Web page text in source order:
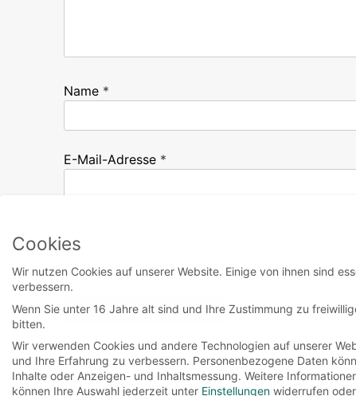
Name *
E-Mail-Adresse *
Cookies
Wir nutzen Cookies auf unserer Website. Einige von ihnen sind
verbessern.
Wenn Sie unter 16 Jahre alt sind und Ihre Zustimmung zu
bitten.
Wir verwenden Cookies und andere Technologien auf unserer
und Ihre Erfahrung zu verbessern. Personenbezogene Daten
Inhalte oder Anzeigen- und Inhaltsmessung. Weitere
können Ihre Auswahl jederzeit unter Einstellungen widerrufen